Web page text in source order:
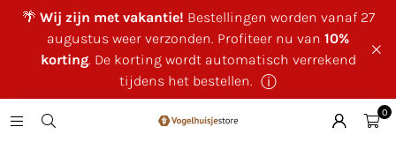
🌴 Wij zijn met vakantie! Bestellingen worden vanaf 27
augustus weer verzonden. Profiteer nu van 10%
korting. De korting wordt automatisch verrekend
tijdens het bestellen. ⓘ
×
0